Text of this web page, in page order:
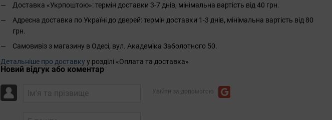
Доставка «Укрпоштою»: термін доставки 3-7 днів, мінімальна вартість від 40 грн.
Адресна доставка по Україні до дверей: термін доставки 1-3 днів, мінімальна вартість від 80
грн.
Самовивіз з магазину в Одесі, вул. Академіка Заболотного 50.
Детальніше про доставку у розділі «Оплата та доставка»
Новий відгук або коментар